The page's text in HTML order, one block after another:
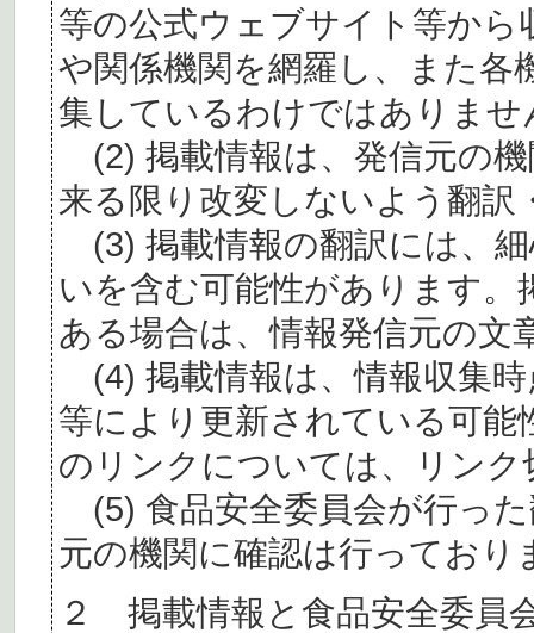
等の公式ウェブサイト等か
や関係機関を網羅し、また各
集しているわけではありませ
(2) 掲載情報は、発信元の
来る限り改変しないよう翻訳
(3) 掲載情報の翻訳には、
いを含む可能性があります。
ある場合は、情報発信元の文
(4) 掲載情報は、情報収集
等により更新されている可
のリンクについては、リン
(5) 食品安全委員会が行っ
元の機関に確認は行っており
２ 掲載情報と食品安全委員